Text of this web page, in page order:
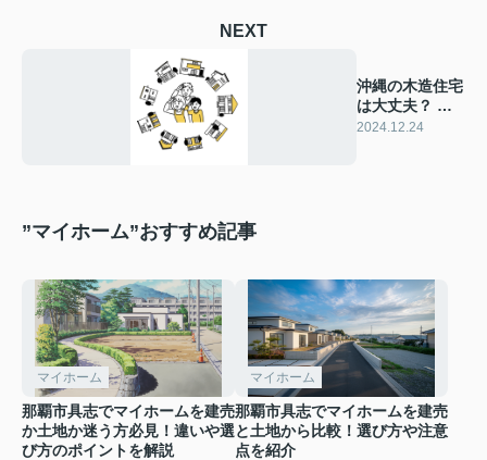
NEXT
沖縄の木造住宅
は大丈夫？ 耐
久性と湿気対策
2024.12.24
”マイホーム”おすすめ記事
マイホーム
那覇市具志でマイホームを建売
か土地か迷う方必見！違いや選
び方のポイントを解説
マイホーム
那覇市具志でマイホームを建売
と土地から比較！選び方や注意
点を紹介